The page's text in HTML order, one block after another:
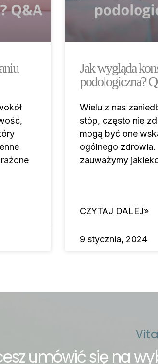
Jak wygląda
podologiczna?
Wielu z nas
stóp, często nie
mogą być one
ogólnego
zauważymy
CZYTAJ DALEJ»
9 stycznia, 2024
umówić się na